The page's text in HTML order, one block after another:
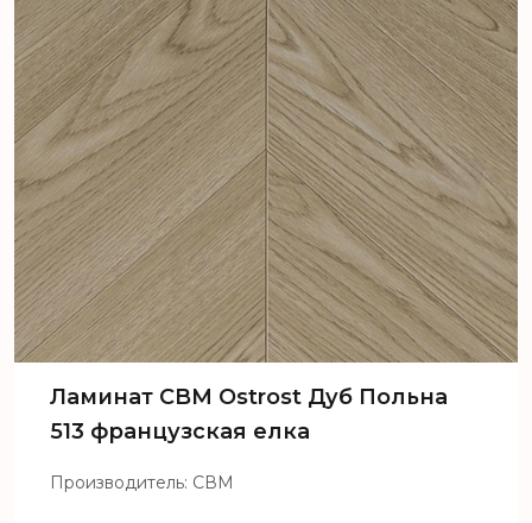
Ламинат CBM Ostrost Дуб Польна
513 французская елка
Производитель: СВМ